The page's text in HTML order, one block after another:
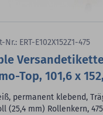
Nr.: ERT-E102X152Z1-475
Top, 101,6 x
permanent klebend,
(25,4 mm) Rollenkern,